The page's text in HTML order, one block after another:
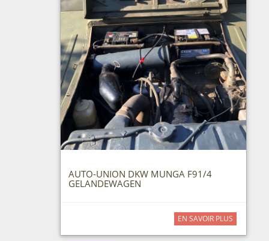
AUTO-UNION DKW MUNGA F91/4
GELANDEWAGEN
EN SAVOIR PLUS